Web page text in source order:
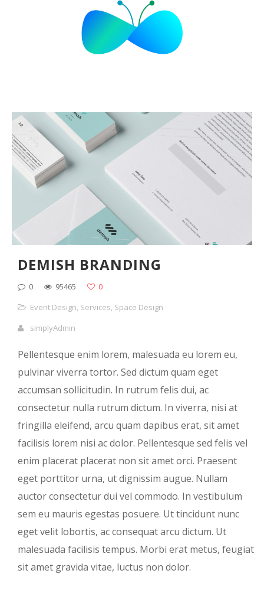
DEMISH BRANDING
0 95465
0
Event Design, Services, Space Design
simplyAdmin
Pellentesque enim lorem, malesuada eu lorem eu,
pulvinar viverra tortor. Sed dictum quam eget
accumsan sollicitudin. In rutrum felis dui, ac
consectetur nulla rutrum dictum. In viverra, nisi at
fringilla eleifend, arcu quam dapibus erat, sit amet
facilisis lorem nisi ac dolor. Pellentesque sed felis vel
enim placerat placerat non sit amet orci. Praesent
eget porttitor urna, ut dignissim augue. Nullam
auctor consectetur dui vel commodo. In vestibulum
sem eu mauris egestas posuere. Ut tincidunt nunc
eget velit lobortis, ac consequat arcu dictum. Ut
malesuada facilisis tempus. Morbi erat metus, feugiat
sit amet gravida vitae, luctus non dolor.